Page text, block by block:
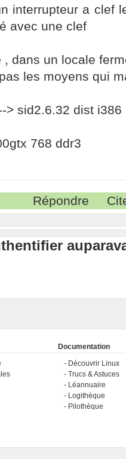
interrupteur a clef
avec une clef
, dans un locale
les moyens qui
> sid2.6.32 dist i386
768 ddr3
Répondre
Documentation
Découvrir Linux
Trucs & Astuces
Léannuaire
Logithèque
Pilothèque